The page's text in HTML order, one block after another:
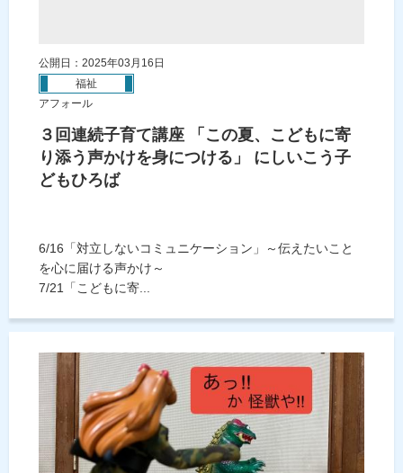
公開日：2025年03月16日
福祉
アフォール
３回連続子育て講座 「この夏、こどもに寄
り添う声かけを身につける」 にしいこう子
どもひろば
6/16「対立しないコミュニケーション」～伝えたいこと
を心に届ける声かけ～
7/21「こどもに寄...